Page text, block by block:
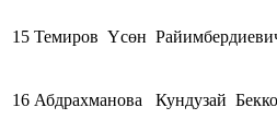
15 Темиров Үсөн
16 Абдрахманова Кундузай